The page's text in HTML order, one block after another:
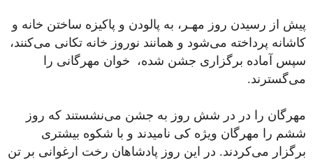
پیش از رسیدن روز مهـر، به پالودن و پاکیزه ساختن خانه و
کاشانه پرداخته می‌شود و همانند نوروز خانه تکانی می‌کنند،
سپس آماده برگزاری جشن شده، خوان مهرگانی را
می‌گسترند.
مهرگان را در در شش روز به جشن می‌نشستند که روز
ششم را مهرگان ویژه کی نامیدند و با شکوه بیشتری
برگزار می‌کردند. در این روز پادشاهان رخت ارغوانی بر تن